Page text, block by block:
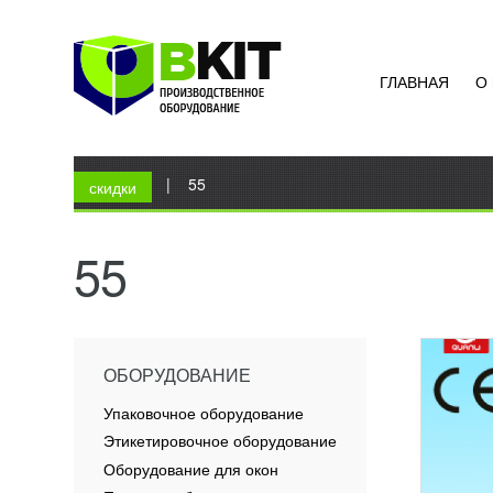
ГЛАВНАЯ О
Вы здесь
Главная | 55
55
15
для
ОБОРУДОВАНИЕ
Упаковочное оборудование
Этикетировочное оборудование
Оборудование для окон
скидки